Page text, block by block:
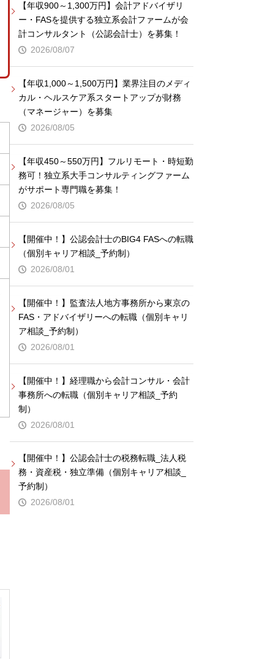
【年収900～1,300万円】会計アドバイザリ
ー・FASを提供する独立系会計ファームが会
計コンサルタント（公認会計士）を募集！
2026/08/07
【年収1,000～1,500万円】業界注目のメディ
カル・ヘルスケア系スタートアップが財務
（マネージャー）を募集
2026/08/05
【年収450～550万円】フルリモート・時短勤
務可！独立系大手コンサルティングファーム
がサポート専門職を募集！
2026/08/05
【開催中！】公認会計士のBIG4 FASへの転職
（個別キャリア相談_予約制）
2026/08/01
【開催中！】監査法人地方事務所から東京の
FAS・アドバイザリーへの転職（個別キャリ
ア相談_予約制）
2026/08/01
【開催中！】経理職から会計コンサル・会計
事務所への転職（個別キャリア相談_予約
制）
2026/08/01
【開催中！】公認会計士の税務転職_法人税
務・資産税・独立準備（個別キャリア相談_
予約制）
2026/08/01